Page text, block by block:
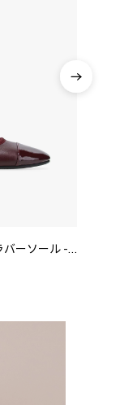
Georgiana メリージェーン - ラバーソール - EUサイズ